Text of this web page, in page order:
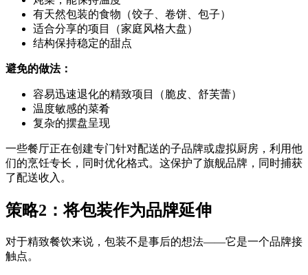
有天然包装的食物（饺子、卷饼、包子）
适合分享的项目（家庭风格大盘）
结构保持稳定的甜点
避免的做法：
容易迅速退化的精致项目（脆皮、舒芙蕾）
温度敏感的菜肴
复杂的摆盘呈现
一些餐厅正在创建专门针对配送的子品牌或虚拟厨房，利用他
们的烹饪专长，同时优化格式。这保护了旗舰品牌，同时捕获
了配送收入。
策略2：将包装作为品牌延伸
对于精致餐饮来说，包装不是事后的想法——它是一个品牌接
触点。